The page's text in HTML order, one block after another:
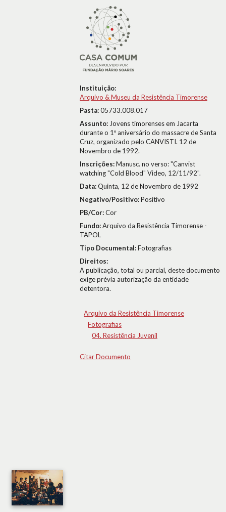
Instituição:
Arquivo & Museu da Resistência Timorense
Pasta:05733.008.017
Assunto: Jovens timorenses em Jacarta
durante o 1º aniversário do massacre de Santa
Cruz, organizado pelo CANVISTI. 12 de
Novembro de 1992.
Inscrições:Manusc. no verso: "Canvist
watching "Cold Blood" Video, 12/11/92".
Data:Quinta, 12 de Novembro de 1992
Negativo/Positivo:Positivo
PB/Cor:Cor
Fundo:Arquivo da Resistência Timorense -
TAPOL
Tipo Documental:Fotografias
Direitos:
A publicação, total ou parcial, deste documento
exige prévia autorização da entidade
detentora.
Arquivo da Resistência Timorense
Fotografias
04. Resistência Juvenil
Citar Documento